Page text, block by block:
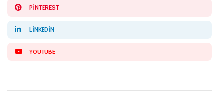
PINTEREST
LINKEDIN
YOUTUBE